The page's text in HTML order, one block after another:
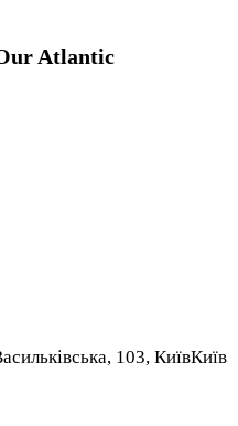
Atlantic
103, КиївКиїв